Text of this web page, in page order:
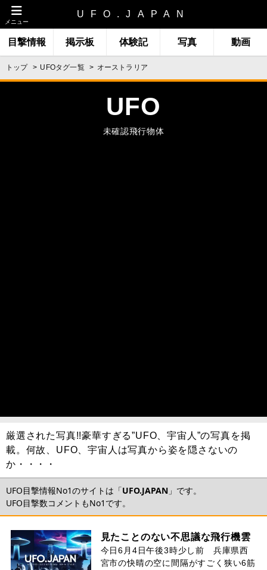
メニュー
UFO.JAPAN
目撃情報 掲示板 体験記 写真 動画
トップ UFOタグ一覧 オーストラリア
UFO
未確認飛行物体
厳選された写真!!豪華すぎる”UFO、宇宙人”の写真を掲
載。何故、UFO、宇宙人は写真から姿を隠さないの
か・・・・
UFO目撃情報No1のサイトは「UFO.JAPAN 」です。
UFO目撃数コメントもNo1です。
見たことのない不思議な飛行機雲
今日6月4日午後3時少し前 兵庫県西
宮市の快晴の空に間隔がすごく狭い6筋